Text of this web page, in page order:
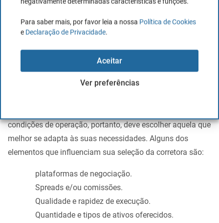
Para saber mais, por favor leia a nossa Política de Cookies
e Declaração de Privacidade.
Aceitar
Ver preferências
praticar seu sistema de negociação, aprender como
funcionam os indicadores, criar ou modificar suas
estratégias de negociação, tudo isso sem risco de dinheiro
real.
Quando estiver pronto,mudar para uma conta real, fazer
um primeiro depósito e começar a negociar em
condições de operação, portanto, deve escolher aquela que
melhor se adapta às suas necessidades. Alguns dos
elementos que influenciam sua seleção da corretora são:
plataformas de negociação.
Spreads e/ou comissões.
Qualidade e rapidez de execução.
Quantidade e tipos de ativos oferecidos.